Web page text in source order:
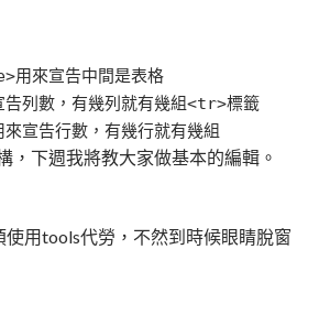
來宣告中間是表格
數，有幾列就有幾組<tr>標籤
告行數，有幾行就有幾組
，下週我將教大家做基本的編輯。
用tools代勞，不然到時候眼睛脫窗